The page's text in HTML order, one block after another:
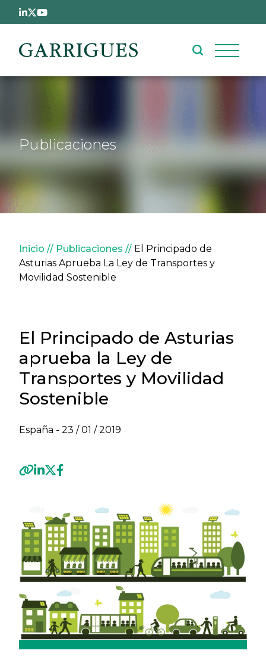
Pasar al contenido principal
Publicaciones
Sobrescribir enlaces de
Inicio Publicaciones
El Principado de
Asturias Aprueba La Ley de Transportes y
Movilidad Sostenible
El Principado de Asturias
aprueba la Ley de
Transportes y Movilidad
Sostenible
España - 23 / 01 / 2019